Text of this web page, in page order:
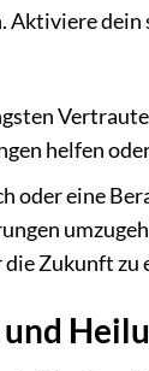
helfen
oder eine
Zukunft zu